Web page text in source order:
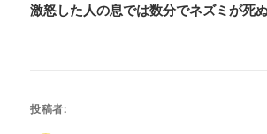
激怒した人の息では数分でネズミが死
投稿者: